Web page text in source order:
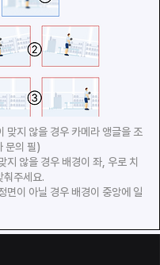
맞지 않을 경우 카메라 앵글을 조
문의 필)
않을 경우 배경이 좌, 우로 치
춰주세요.
이 아닐 경우 배경이 중앙에 일